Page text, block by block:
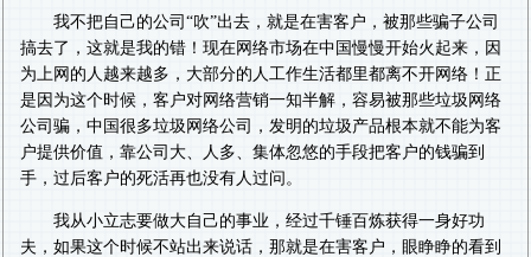
我不把自己的公司“吹”出去，就是在害客户，被那些骗子公司
搞去了，这就是我的错！现在网络市场在中国慢慢开始火起来，因
为上网的人越来越多，大部分的人工作生活都里都离不开网络！正
是因为这个时候，客户对网络营销一知半解，容易被那些垃圾网络
公司骗，中国很多垃圾网络公司，发明的垃圾产品根本就不能为客
户提供价值，靠公司大、人多、集体忽悠的手段把客户的钱骗到
手，过后客户的死活再也没有人过问。
我从小立志要做大自己的事业，经过千锤百炼获得一身好功
夫，如果这个时候不站出来说话，那就是在害客户，眼睁睁的看到